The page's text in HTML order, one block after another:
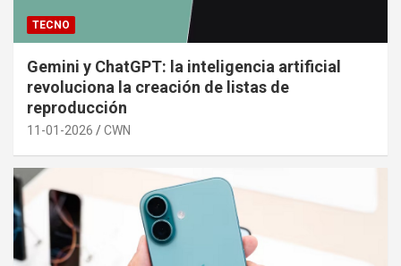
TECNO
Gemini y ChatGPT: la inteligencia artificial
revoluciona la creación de listas de
reproducción
11-01-2026 CWN